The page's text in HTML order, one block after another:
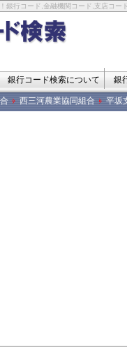
銀行コード,金融機関コード,支店コー
銀行コード検索について 銀
西三河農業協同組合 平坂